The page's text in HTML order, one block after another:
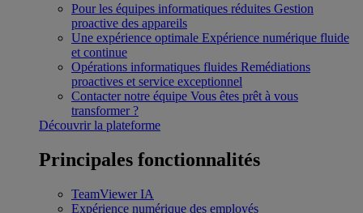
Pour les équipes informatiques réduites Gestion
proactive des appareils
Une expérience optimale Expérience numérique fluide
et continue
Opérations informatiques fluides Remédiations
proactives et service exceptionnel
Contacter notre équipe Vous êtes prêt à vous
transformer ?
Découvrir la plateforme
Principales fonctionnalités
TeamViewer IA
Expérience numérique des employés